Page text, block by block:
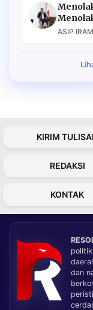
ASIP
KIRIM
REDAKSI
KONTAK
dan